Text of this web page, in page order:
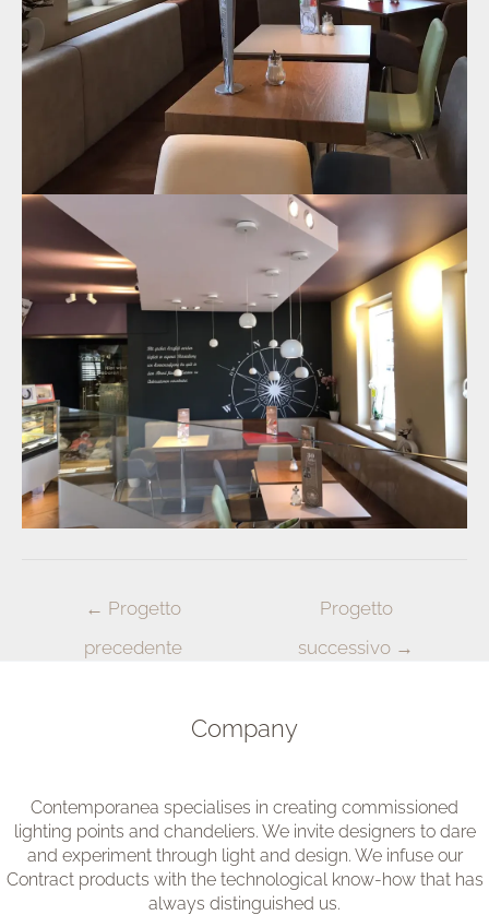
← Progetto
precedente
Progetto
successivo →
Company
Contemporanea specialises in creating commissioned
lighting points and chandeliers. We invite designers to dare
and experiment through light and design. We infuse our
Contract products with the technological know-how that has
always distinguished us.